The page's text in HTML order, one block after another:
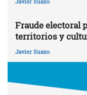
Fraude electoral
territorios y
Javier Suazo